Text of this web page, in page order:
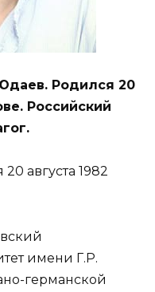
Родился 20
Российский
августа 1982
имени Г.Р.
германской